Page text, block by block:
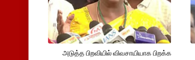
அடுத்த பிறவியில் விவசாயியாக பிறக்க